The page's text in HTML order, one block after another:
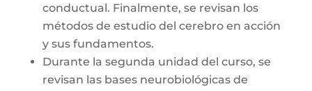
conductual. Finalmente, se revisan los
métodos de estudio del cerebro en acción
y sus fundamentos.
Durante la segunda unidad del curso, se
revisan las bases neurobiológicas de